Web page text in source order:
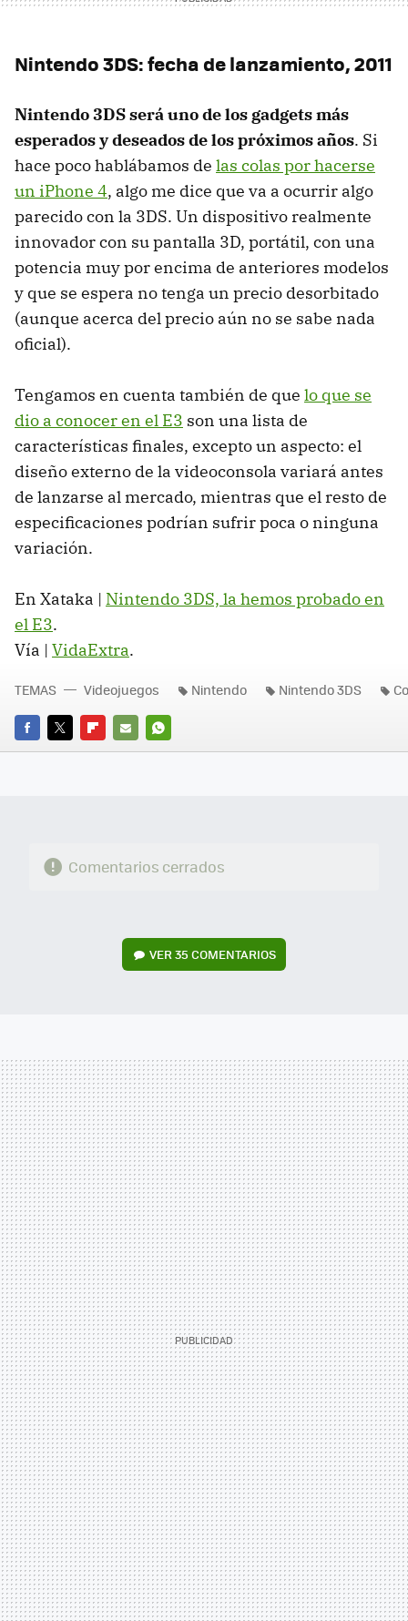
Nintendo 3DS: fecha de lanzamiento, 2011
Nintendo 3DS será uno de los gadgets más
esperados y deseados de los próximos años. Si
hace poco hablábamos de las colas por hacerse
un iPhone 4, algo me dice que va a ocurrir algo
parecido con la 3DS. Un dispositivo realmente
innovador con su pantalla 3D, portátil, con una
potencia muy por encima de anteriores modelos
y que se espera no tenga un precio desorbitado
(aunque acerca del precio aún no se sabe nada
oficial).
Tengamos en cuenta también de que lo que se
dio a conocer en el E3 son una lista de
características finales, excepto un aspecto: el
diseño externo de la videoconsola variará antes
de lanzarse al mercado, mientras que el resto de
especificaciones podrían sufrir poca o ninguna
variación.
En Xataka | Nintendo 3DS, la hemos probado en
el E3.
Vía | VidaExtra.
FACEBOOK
TWITTERFLIPBOARD
E-
WHATSAPP
TEMAS Videojuegos Nintendo Nintendo 3DS
Comentarios cerrados
VER35 COMENTARIOS